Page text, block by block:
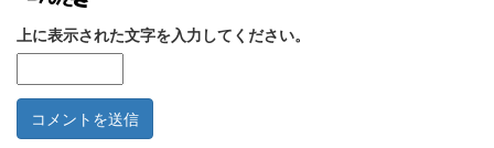
上に表示された文字を入力してください。